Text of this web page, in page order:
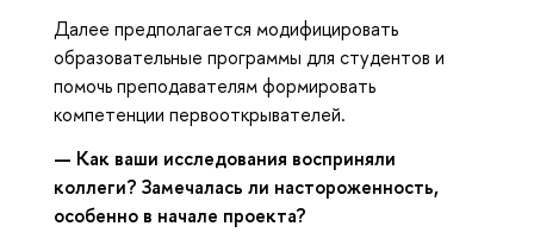
Далее предполагается модифицировать
образовательные программы для студентов и
помочь преподавателям формировать
компетенции первооткрывателей.
— Как ваши исследования восприняли
коллеги? Замечалась ли настороженность,
особенно в начале проекта?